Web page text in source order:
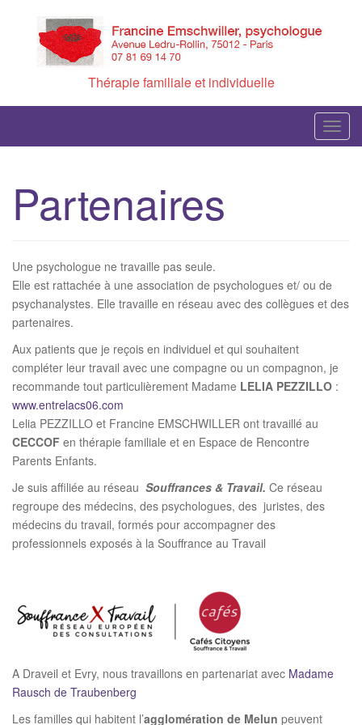
Thérapie familiale et individuelle
T
o
i
t
i
Partenaires
Une psychologue ne travaille pas seule.
Elle est rattachée à une association de psychologues et/ ou de
psychanalystes. Elle travaille en réseau avec des collègues et des
partenaires.
Aux patients que je reçois en individuel et qui souhaitent
compléter leur travail avec une compagne ou un compagnon, je
recommande tout particulièrement Madame LELIA PEZZILLO :
www.entrelacs06.com
Lelia PEZZILLO et Francine EMSCHWILLER ont travaillé au
CECCOF en thérapie familiale et en Espace de Rencontre
Parents Enfants.
Je suis affiliée au réseau Souffrances & Travail. Ce réseau
regroupe des médecins, des psychologues, des juristes, des
médecins du travail, formés pour accompagner des
professionnels exposés à la Souffrance au Travail
A Draveil et Evry, nous travaillons en partenariat avec Madame
Rausch de Traubenberg
Les familles qui habitent l’agglomération de Melun peuvent